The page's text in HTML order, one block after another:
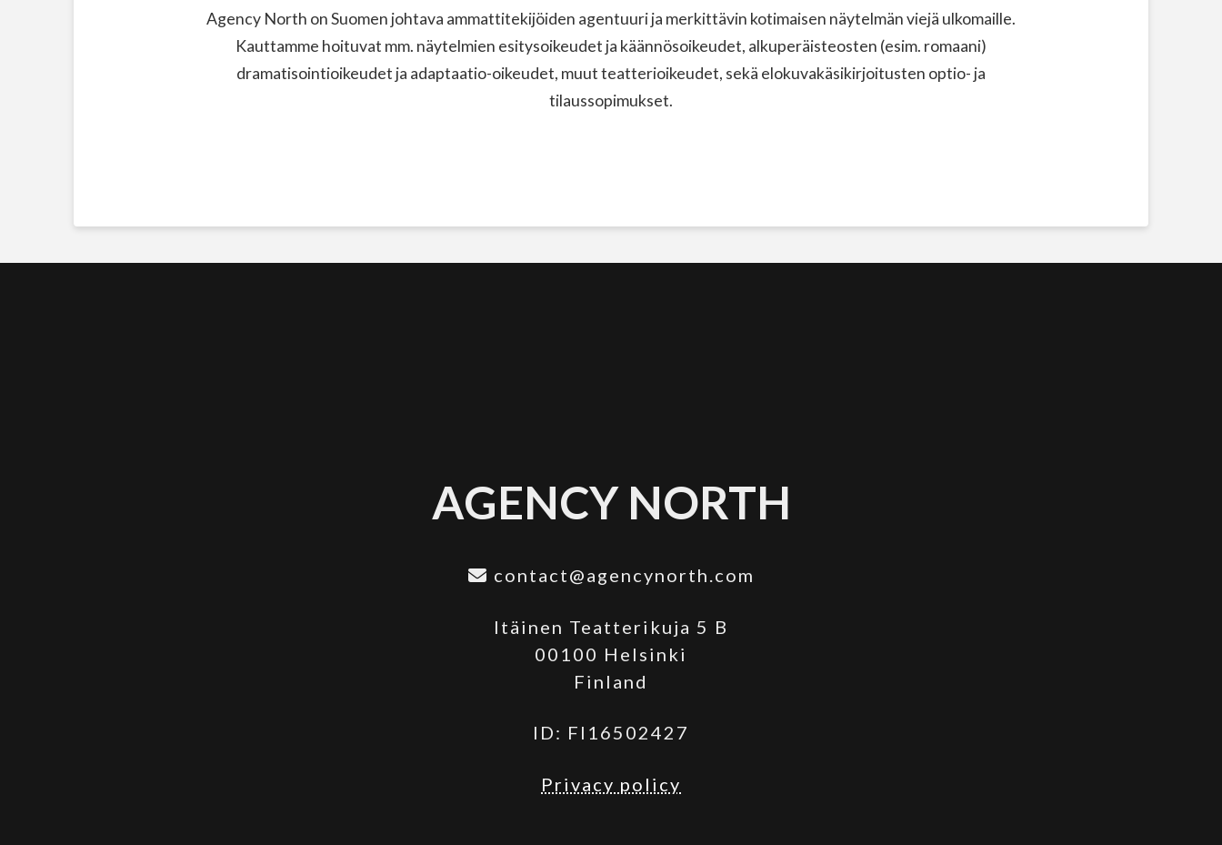
Agency North on Suomen johtava ammattitekijöiden agentuuri ja merkittävin kotimaisen näytelmän viejä ulkomaille.
Kauttamme hoituvat mm. näytelmien esitysoikeudet ja käännösoikeudet, alkuperäisteosten (esim. romaani)
dramatisointioikeudet ja adaptaatio-oikeudet, muut teatterioikeudet, sekä elokuvakäsikirjoitusten optio- ja
tilaussopimukset.
AGENCY NORTH
contact@agencynorth.com
Itäinen Teatterikuja 5 B
00100 Helsinki
Finland
ID: FI16502427
Privacy policy